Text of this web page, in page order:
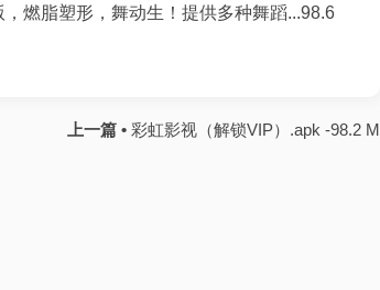
燃脂塑形，舞动生！提供多种舞蹈...98.6
上一篇 • 彩虹影视（解锁VIP）.apk -98.2 M